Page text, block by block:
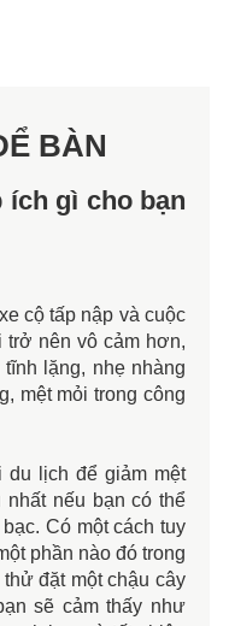
BÀN
ích gì cho bạn
cộ tấp nập và cuộc
trở nên vô cảm hơn,
lặng, nhẹ nhàng
mệt mỏi trong công
lịch để giảm mệt
nếu bạn có thể
Có một cách tuy
phần nào đó trong
đặt một chậu cây
sẽ cảm thấy như